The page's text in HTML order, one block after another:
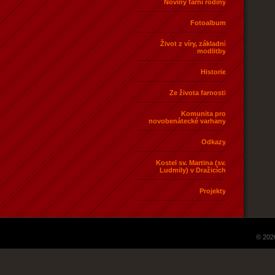
Noviny farní rodiny
Fotoalbum
Život z víry, základní
modlitby
Historie
Ze života farnosti
Komunita pro
novobenátecké varhany
Odkazy
Kostel sv. Martina (sv.
Ludmily) v Dražicích
Projekty
©